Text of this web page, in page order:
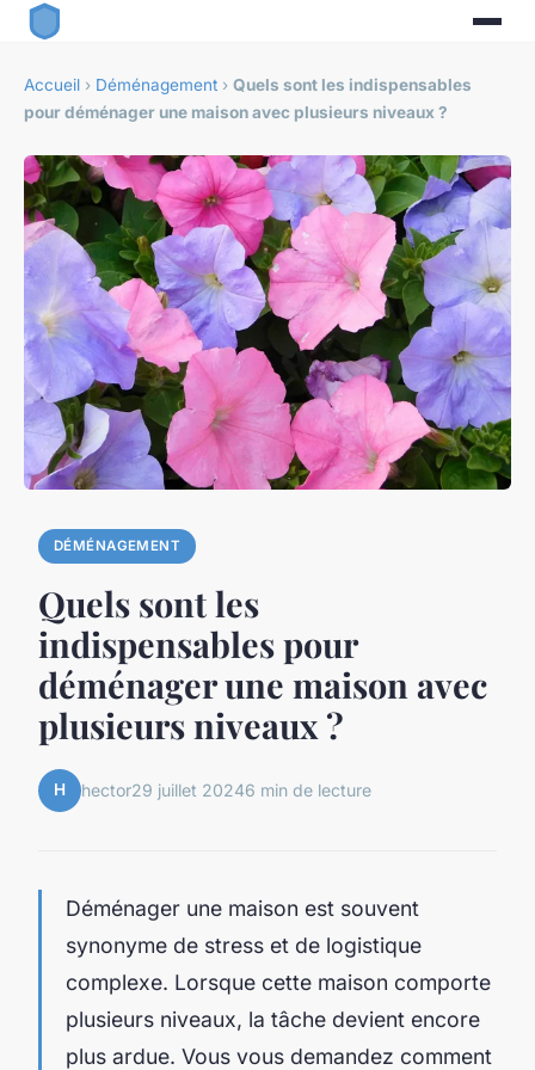
Accueil › Déménagement › Quels sont les indispensables
pour déménager une maison avec plusieurs niveaux ?
DÉMÉNAGEMENT
Quels sont les
indispensables pour
déménager une maison avec
plusieurs niveaux ?
H hector29 juillet 20246 min de lecture
Déménager une maison est souvent
synonyme de stress et de logistique
complexe. Lorsque cette maison comporte
plusieurs niveaux, la tâche devient encore
plus ardue. Vous vous demandez comment